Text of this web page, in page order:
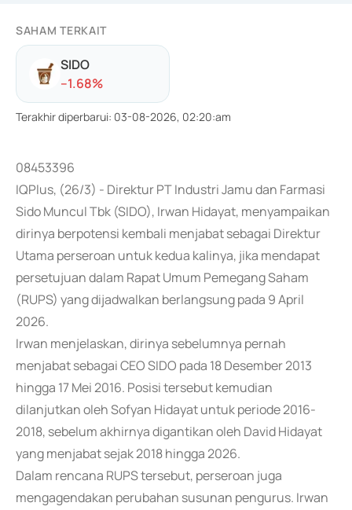
SAHAM TERKAIT
SIDO
--1.68%
Terakhir diperbarui: 03-08-2026, 02:20:am
08453396
IQPlus, (26/3) - Direktur PT Industri Jamu dan Farmasi
Sido Muncul Tbk (SIDO), Irwan Hidayat, menyampaikan
dirinya berpotensi kembali menjabat sebagai Direktur
Utama perseroan untuk kedua kalinya, jika mendapat
persetujuan dalam Rapat Umum Pemegang Saham
(RUPS) yang dijadwalkan berlangsung pada 9 April
2026.
Irwan menjelaskan, dirinya sebelumnya pernah
menjabat sebagai CEO SIDO pada 18 Desember 2013
hingga 17 Mei 2016. Posisi tersebut kemudian
dilanjutkan oleh Sofyan Hidayat untuk periode 2016-
2018, sebelum akhirnya digantikan oleh David Hidayat
yang menjabat sejak 2018 hingga 2026.
Dalam rencana RUPS tersebut, perseroan juga
mengagendakan perubahan susunan pengurus. Irwan